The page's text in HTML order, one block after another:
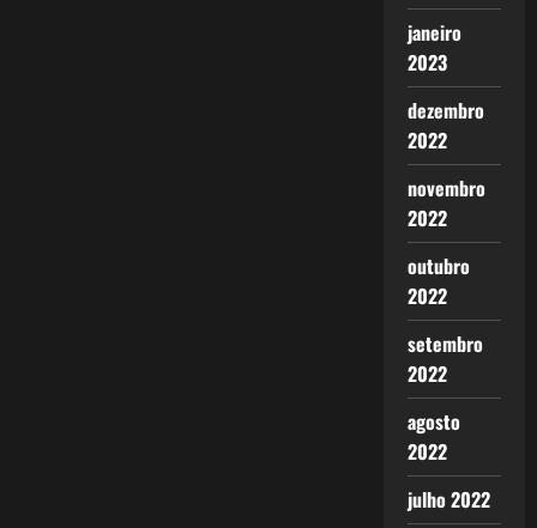
janeiro
2023
dezembro
2022
novembro
2022
outubro
2022
setembro
2022
agosto
2022
julho 2022